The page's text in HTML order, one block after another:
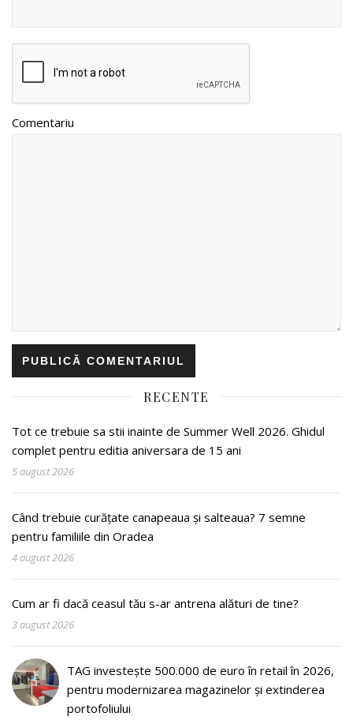
Comentariu
RECENTE
Tot ce trebuie sa stii inainte de Summer Well 2026. Ghidul
complet pentru editia aniversara de 15 ani
5 august 2026
Când trebuie curățate canapeaua și salteaua? 7 semne
pentru familiile din Oradea
4 august 2026
Cum ar fi dacă ceasul tău s-ar antrena alături de tine?
3 august 2026
TAG investește 500.000 de euro în retail în 2026,
pentru modernizarea magazinelor și extinderea
portofoliului